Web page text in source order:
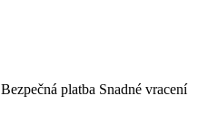
Bezpečná platba Snadné vracení